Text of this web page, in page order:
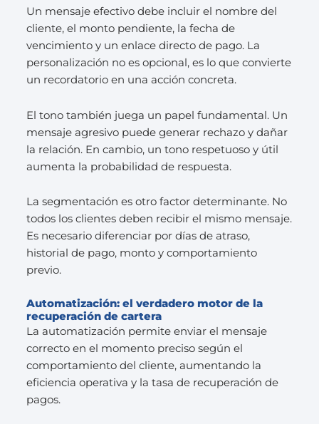
Un mensaje efectivo debe incluir el nombre del
cliente, el monto pendiente, la fecha de
vencimiento y un enlace directo de pago. La
personalización no es opcional, es lo que convierte
un recordatorio en una acción concreta.
El tono también juega un papel fundamental. Un
mensaje agresivo puede generar rechazo y dañar
la relación. En cambio, un tono respetuoso y útil
aumenta la probabilidad de respuesta.
La segmentación es otro factor determinante. No
todos los clientes deben recibir el mismo mensaje.
Es necesario diferenciar por días de atraso,
historial de pago, monto y comportamiento
previo.
Automatización: el verdadero motor de la
recuperación de cartera
La automatización permite enviar el mensaje
correcto en el momento preciso según el
comportamiento del cliente, aumentando la
eficiencia operativa y la tasa de recuperación de
pagos.